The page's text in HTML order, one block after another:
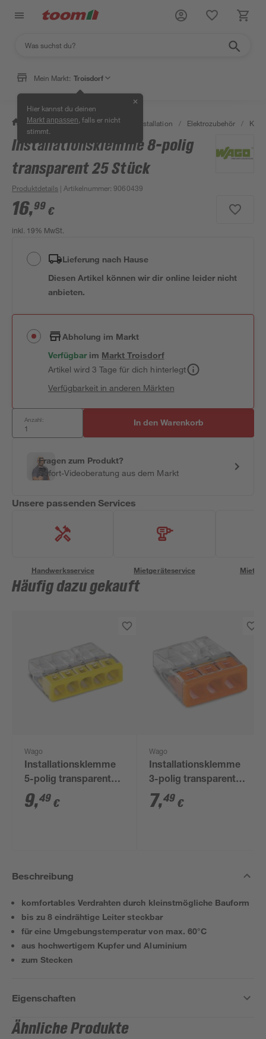
Mein Markt: Troisdorf
Hier kannst du deinen
Markt anpassen , falls er nicht
stimmt.
✕
/ Bauen & Renovieren / Elektroinstallation / Elektrozubehör /
Installationsklemme 8-polig
transparent 25 Stück
Produktdetails | Artikelnummer:9060439
16,99 €
inkl. 19% MwSt.
Lieferung nach Hause
Diesen Artikel können wir dir online leider nicht
anbieten.
Abholung im Markt
Verfügbar im MarktTroisdorf
Artikel wird 3 Tage für dich hinterlegt
Verfügbarkeit in anderen Märkten
Anzahl: In den Warenkorb
Fragen zum Produkt?
Sofort-Videoberatung aus dem Markt
Unsere passenden Services
Handwerksservice Mietgeräteservice
Häufig dazu gekauft
Wago
Installationsklemme
5-polig transparent
25 Stück
9,49 €
Wago
Installationsklemme
3-polig transparent
25 Stück
7,49 €
Beschreibung
komfortables Verdrahten durch kleinstmögliche Bauform
bis zu 8 eindrähtige Leiter steckbar
für eine Umgebungstemperatur von max. 60°C
aus hochwertigem Kupfer und Aluminium
zum Stecken
Eigenschaften
Ähnliche Produkte